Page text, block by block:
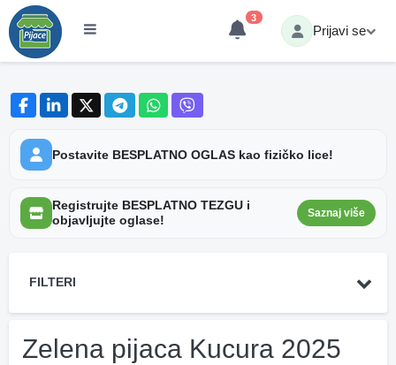
3
Prijavi se
Postavite BESPLATNO OGLAS kao fizičko lice!
Registrujte BESPLATNO TEZGU i
objavljujte oglase!
Saznaj više
FILTERI
Zelena pijaca Kucura 2025